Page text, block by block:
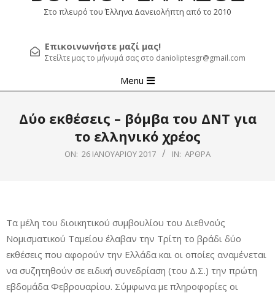
Στο πλευρό του Έλληνα Δανειολήπτη από το 2010
Επικοινωνήστε μαζί μας!
Στείλτε μας το μήνυμά σας στο danioliptesgr@gmail.com
Navigation
Menu
Δύο εκθέσεις – βόμβα του ΔΝΤ για
το ελληνικό χρέος
ON: 26 ΙΑΝΟΥΑΡΊΟΥ 2017 IN: ΆΡΘΡΑ
Τα μέλη του διοικητικού συμβουλίου του Διεθνούς
Νομισματικού Ταμείου έλαβαν την Τρίτη το βράδι δύο
εκθέσεις που αφορούν την Ελλάδα και οι οποίες αναμένεται
να συζητηθούν σε ειδική συνεδρίαση (του Δ.Σ.) την πρώτη
εβδομάδα Φεβρουαρίου. Σύμφωνα με πληροφορίες οι